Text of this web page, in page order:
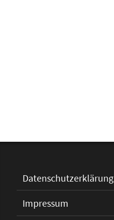
Datenschutzerklärung
Impressum